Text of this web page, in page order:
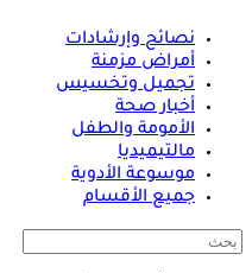
نصائح وإرشادات
أمراض مزمنة
تجميل وتخسيس
أخبار صحة
الأمومة والطفل
مالتيميديا
موسوعة الأدوية
جميع الأقسام